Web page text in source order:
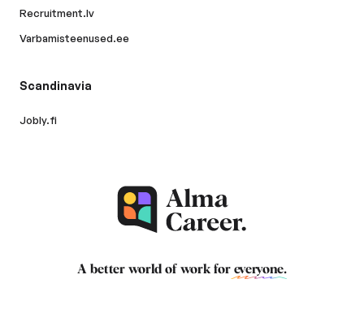
Recruitment.lv
Varbamisteenused.ee
Scandinavia
Jobly.fi
A better world of work for everyone.